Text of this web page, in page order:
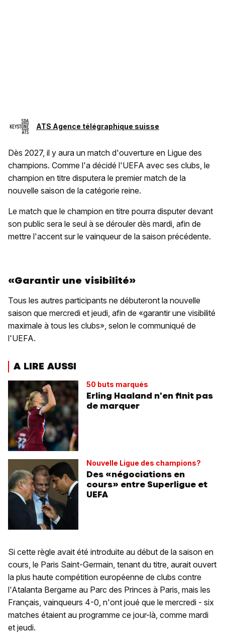
ATS Agence télégraphique suisse
Dès 2027, il y aura un match d'ouverture en Ligue des
champions. Comme l'a décidé l'UEFA avec ses clubs, le
champion en titre disputera le premier match de la
nouvelle saison de la catégorie reine.
Le match que le champion en titre pourra disputer devant
son public sera le seul à se dérouler dès mardi, afin de
mettre l'accent sur le vainqueur de la saison précédente.
«Garantir une visibilité»
Tous les autres participants ne débuteront la nouvelle
saison que mercredi et jeudi, afin de «garantir une visibilité
maximale à tous les clubs», selon le communiqué de
l'UEFA.
A LIRE AUSSI
50 buts marqués
Erling Haaland n'en finit pas
de marquer
Nouvelle Ligue des champions?
Des «négociations en
cours» entre Superligue et
UEFA
Si cette règle avait été introduite au début de la saison en
cours, le Paris Saint-Germain, tenant du titre, aurait ouvert
la plus haute compétition européenne de clubs contre
l'Atalanta Bergame au Parc des Princes à Paris, mais les
Français, vainqueurs 4-0, n'ont joué que le mercredi - six
matches étaient au programme ce jour-là, comme mardi
et jeudi.